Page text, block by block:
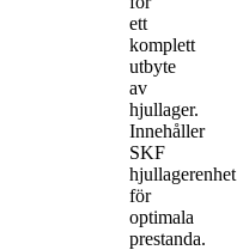
ett
komplett
utbyte
av
hjullager.
Innehåller
SKF
hjullagerenhet
för
optimala
prestanda.